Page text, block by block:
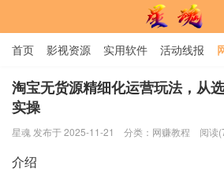
星魂网
首页 影视资源 实用软件 活动线报
用户中心 书籍 娱乐
淘宝无货源精细化运营玩法，从
实操
星魂 发布于 2025-11-21 分类： 网赚教程 阅读
介绍